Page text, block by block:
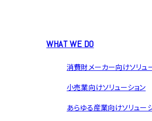
WHAT WE DO
消費財メーカー向けソリュ
小売業向けソリューション
あらゆる産業向けソリュー